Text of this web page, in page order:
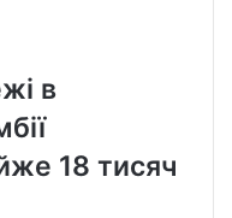
в
18 тисяч